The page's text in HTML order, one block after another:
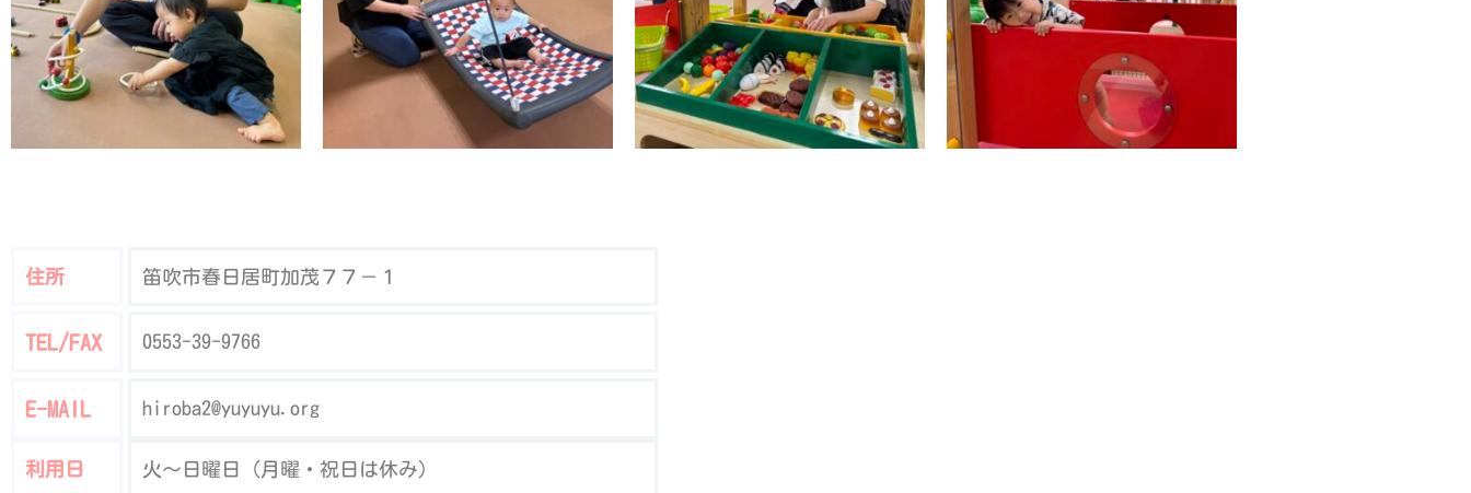
住所 笛吹市春日居町加茂７７－１
TEL/FAX 0553-39-9766
E-MAIL hiroba2@yuyuyu.org
利用日 火〜日曜日（月曜・祝日は休み）